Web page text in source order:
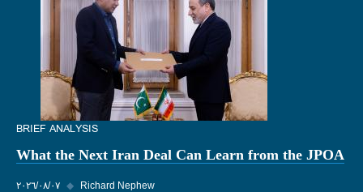
BRIEF ANALYSIS
What the Next Iran Deal Can Learn from the JPOA
٠٧‏/٠٨‏/٢٠٢٦ ◆ Richard Nephew